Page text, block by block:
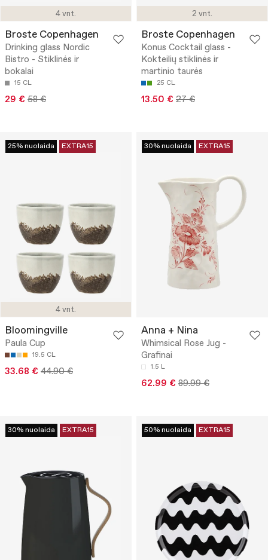
4 vnt.
Broste Copenhagen
Drinking glass Nordic
Bistro - Stiklinės ir
bokalai
15 CL
29 € 58 €
2 vnt.
Broste Copenhagen
Konus Cocktail glass -
Kokteilių stiklinės ir
martinio taurės
25 CL
13.50 € 27 €
4 vnt.
25% nuolaida EXTRA15
Bloomingville
Paula Cup
19.5 CL
33.68 € 44.90 €
30% nuolaida EXTRA15
Anna + Nina
Whimsical Rose Jug -
Grafinai
1.5 L
62.99 € 89.99 €
30% nuolaida EXTRA15 50% nuolaida EXTRA15